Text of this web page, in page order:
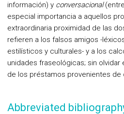
información) y conversacional
especial importancia a aquellos
extraordinaria proximidad de las
refieren a los falsos amigos -
estilísticos y culturales- y a los
unidades fraseológicas; sin
de los préstamos provenientes de
Abbreviated